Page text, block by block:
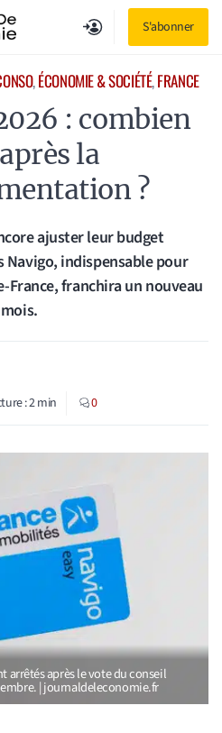
S'abonner
, ÉCONOMIE & SOCIÉTÉ, FRANCE
: combien
la
?
ajuster leur budget
Navigo, indispensable pour
France, franchira un nouveau
:2min 0
arrêtés après le vote du conseil
| journaldeleconomie.fr